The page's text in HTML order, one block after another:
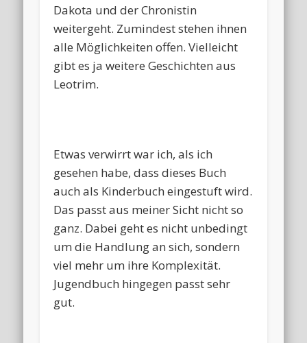
Dakota und der Chronistin
weitergeht. Zumindest stehen ihnen
alle Möglichkeiten offen. Vielleicht
gibt es ja weitere Geschichten aus
Leotrim.
Etwas verwirrt war ich, als ich
gesehen habe, dass dieses Buch
auch als Kinderbuch eingestuft wird.
Das passt aus meiner Sicht nicht so
ganz. Dabei geht es nicht unbedingt
um die Handlung an sich, sondern
viel mehr um ihre Komplexität.
Jugendbuch hingegen passt sehr
gut.